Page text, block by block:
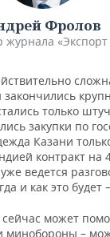
Фролов
журнала
только
закупки по
Казани
контракт на
ведется
и как это будет
сейчас может
минобороны –